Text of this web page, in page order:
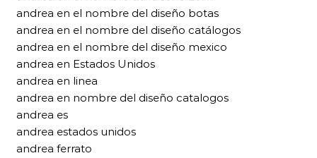
andrea en el nombre del diseño botas
andrea en el nombre del diseño catálogos
andrea en el nombre del diseño mexico
andrea en Estados Unidos
andrea en linea
andrea en nombre del diseño catalogos
andrea es
andrea estados unidos
andrea ferrato